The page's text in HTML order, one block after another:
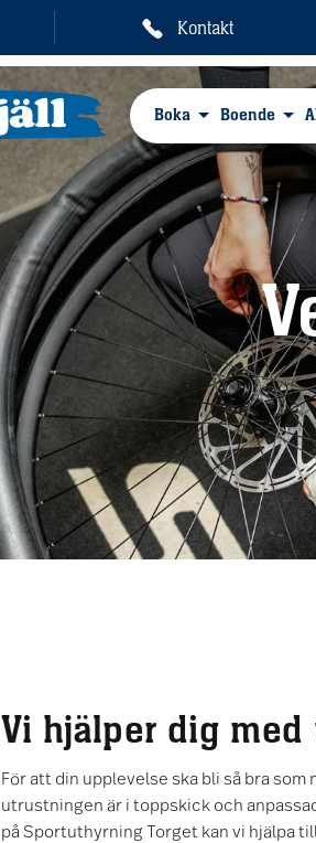
Kontakt
Boka Boende
Vi hjälper dig
För att din upplevelse ska bli så bra
utrustningen är i toppskick och
på Sportuthyrning Torget kan vi hjälpa